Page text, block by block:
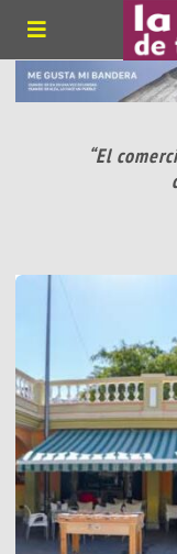
“El